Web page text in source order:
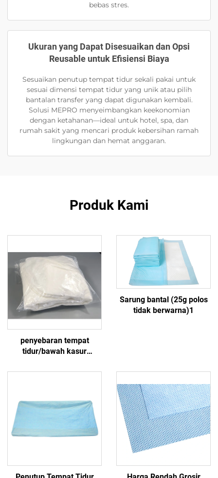
bebas stres.
Ukuran yang Dapat Disesuaikan dan Opsi
Reusable untuk Efisiensi Biaya
Sesuaikan penutup tempat tidur sekali pakai untuk
sesuai dimensi tempat tidur yang unik atau pilih
bantalan transfer yang dapat digunakan kembali.
Solusi MEPRO menyeimbangkan keekonomian
dengan ketahanan—ideal untuk hotel, spa, dan
rumah sakit yang mencari produk kebersihan ramah
lingkungan dan hemat anggaran.
Produk Kami
penyebaran tempat
tidur/bawah kasur
Sarung bantal (25g polos
tidak berwarna)1